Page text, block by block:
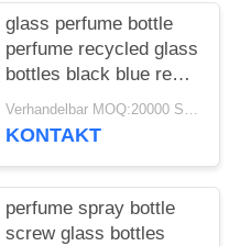
glass perfume bottle
perfume recycled glass
bottles black blue red
pink green cap plastic
and metal
Verhandelbar MOQ:20000 Stück
KONTAKT
perfume spray bottle
screw glass bottles